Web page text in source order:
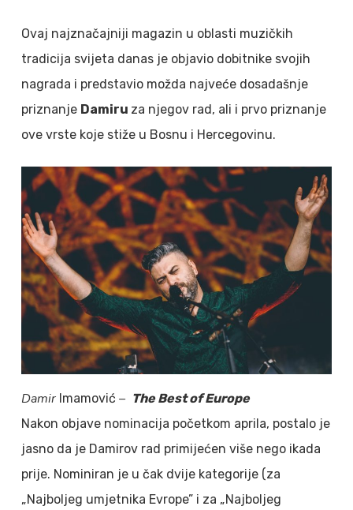
Ovaj najznačajniji magazin u oblasti muzičkih
tradicija svijeta danas je objavio dobitnike svojih
nagrada i predstavio možda najveće dosadašnje
priznanje Damiru za njegov rad, ali i prvo priznanje
ove vrste koje stiže u Bosnu i Hercegovinu.
DamirImamović – The Best of Europe
Nakon objave nominacija početkom aprila, postalo je
jasno da je Damirov rad primijećen više nego ikada
prije. Nominiran je u čak dvije kategorije (za
„Najboljeg umjetnika Evrope” i za „Najboljeg